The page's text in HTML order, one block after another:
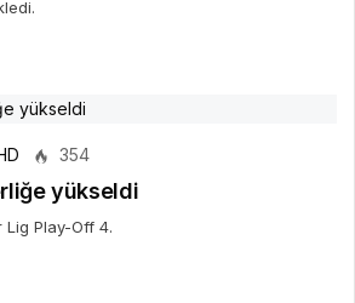
354
yükseldi
Lig Play-Off 4.